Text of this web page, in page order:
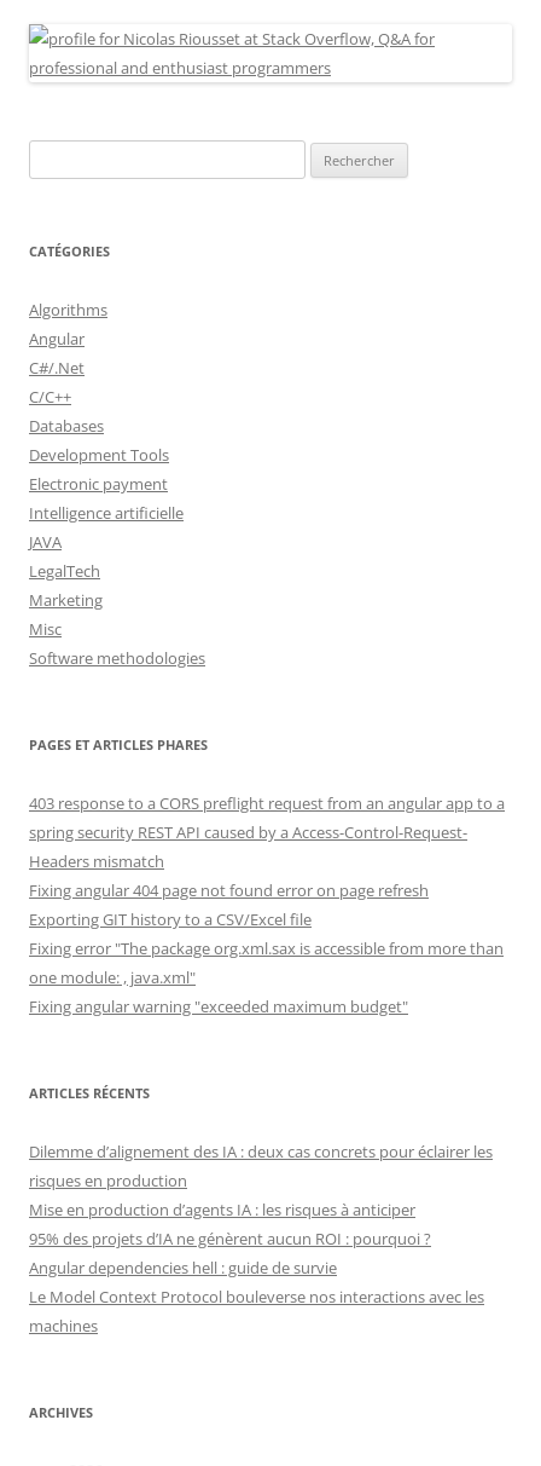
CATÉGORIES
Algorithms
Angular
C#/.Net
C/C++
Databases
Development Tools
Electronic payment
Intelligence artificielle
JAVA
LegalTech
Marketing
Misc
Software methodologies
PAGES ET ARTICLES PHARES
403 response to a CORS preflight request from an angular app to a
spring security REST API caused by a Access-Control-Request-
Headers mismatch
Fixing angular 404 page not found error on page refresh
Exporting GIT history to a CSV/Excel file
Fixing error "The package org.xml.sax is accessible from more than
one module: , java.xml"
Fixing angular warning "exceeded maximum budget"
ARTICLES RÉCENTS
Dilemme d’alignement des IA : deux cas concrets pour éclairer les
risques en production
Mise en production d’agents IA : les risques à anticiper
95% des projets d’IA ne génèrent aucun ROI : pourquoi ?
Angular dependencies hell : guide de survie
Le Model Context Protocol bouleverse nos interactions avec les
machines
ARCHIVES